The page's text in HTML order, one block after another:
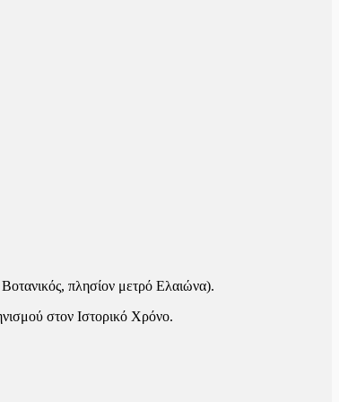
πλησίον μετρό Ελαιώνα).
στον Ιστορικό Χρόνο.